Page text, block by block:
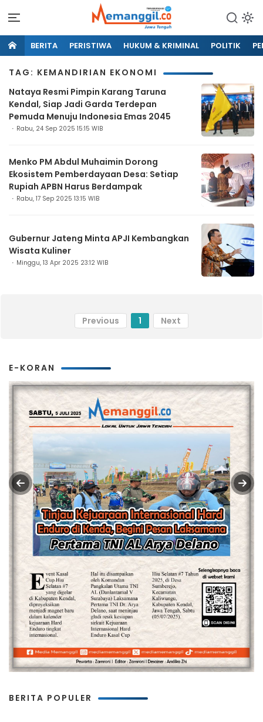
BERITA PERISTIWA HUKUM & KRIMINAL POLITIK
TAG: KEMANDIRIAN EKONOMI
Nataya Resmi Pimpin Karang Taruna
Kendal, Siap Jadi Garda Terdepan
Pemuda Menuju Indonesia Emas 2045
Rabu, 24 Sep 2025 15:15 WIB
Menko PM Abdul Muhaimin Dorong
Ekosistem Pemberdayaan Desa: Setiap
Rupiah APBN Harus Berdampak
Rabu, 17 Sep 2025 13:15 WIB
Gubernur Jateng Minta APJI Kembangkan
Wisata Kuliner
Minggu, 13 Apr 2025 23:12 WIB
Previous 1 Next
E-KORAN
BERITA POPULER